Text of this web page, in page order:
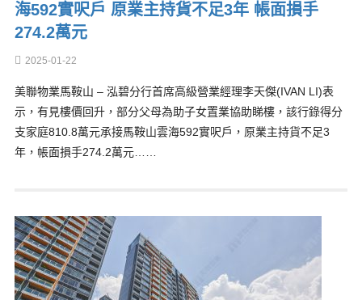
海592實呎戶 原業主持貨不足3年 帳面損手
274.2萬元
2025-01-22
美聯物業馬鞍山 – 泓碧分行首席高級營業經理李天傑(IVAN LI)表
示，有見樓價回升，部分父母為助子女置業協助睇樓，該行錄得分
支家庭810.8萬元承接馬鞍山雲海592實呎戶，原業主持貨不足3
年，帳面損手274.2萬元……